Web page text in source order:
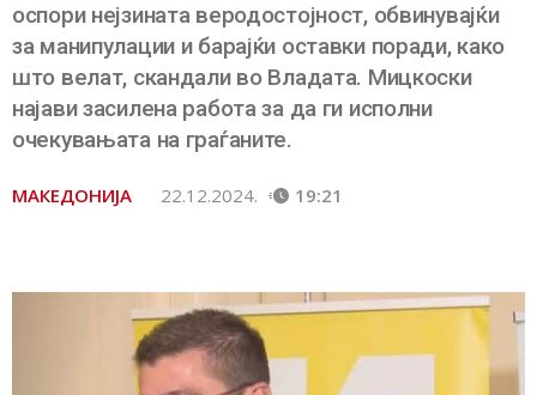
оспори нејзината веродостојност, обвинувајќи
за манипулации и барајќи оставки поради, како
што велат, скандали во Владата. Мицкоски
најави засилена работа за да ги исполни
очекувањата на граѓаните.
МАКЕДОНИЈА 22.12.2024. 19:21